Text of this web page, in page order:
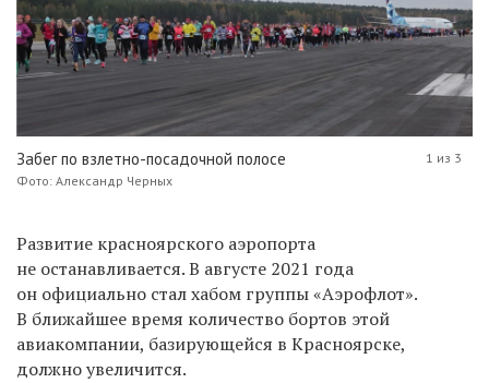
Забег по взлетно-посадочной полосе
Фото: Александр Черных
1 из 3
Развитие красноярского аэропорта
не останавливается. В августе 2021 года
он официально стал хабом группы «Аэрофлот».
В ближайшее время количество бортов этой
авиакомпании, базирующейся в Красноярске,
должно увеличится.